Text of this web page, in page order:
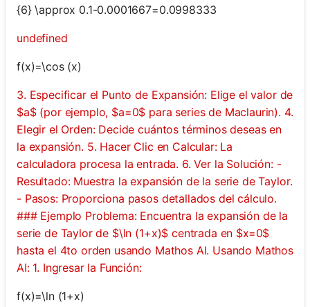
{6} \approx 0.1-0.0001667=0.0998333
undefined
f(x)=\cos (x)
3. Especificar el Punto de Expansión: Elige el valor de
$a$ (por ejemplo, $a=0$ para series de Maclaurin). 4.
Elegir el Orden: Decide cuántos términos deseas en
la expansión. 5. Hacer Clic en Calcular: La
calculadora procesa la entrada. 6. Ver la Solución: -
Resultado: Muestra la expansión de la serie de Taylor.
- Pasos: Proporciona pasos detallados del cálculo.
### Ejemplo Problema: Encuentra la expansión de la
serie de Taylor de $\ln (1+x)$ centrada en $x=0$
hasta el 4to orden usando Mathos AI. Usando Mathos
AI: 1. Ingresar la Función:
f(x)=\ln (1+x)